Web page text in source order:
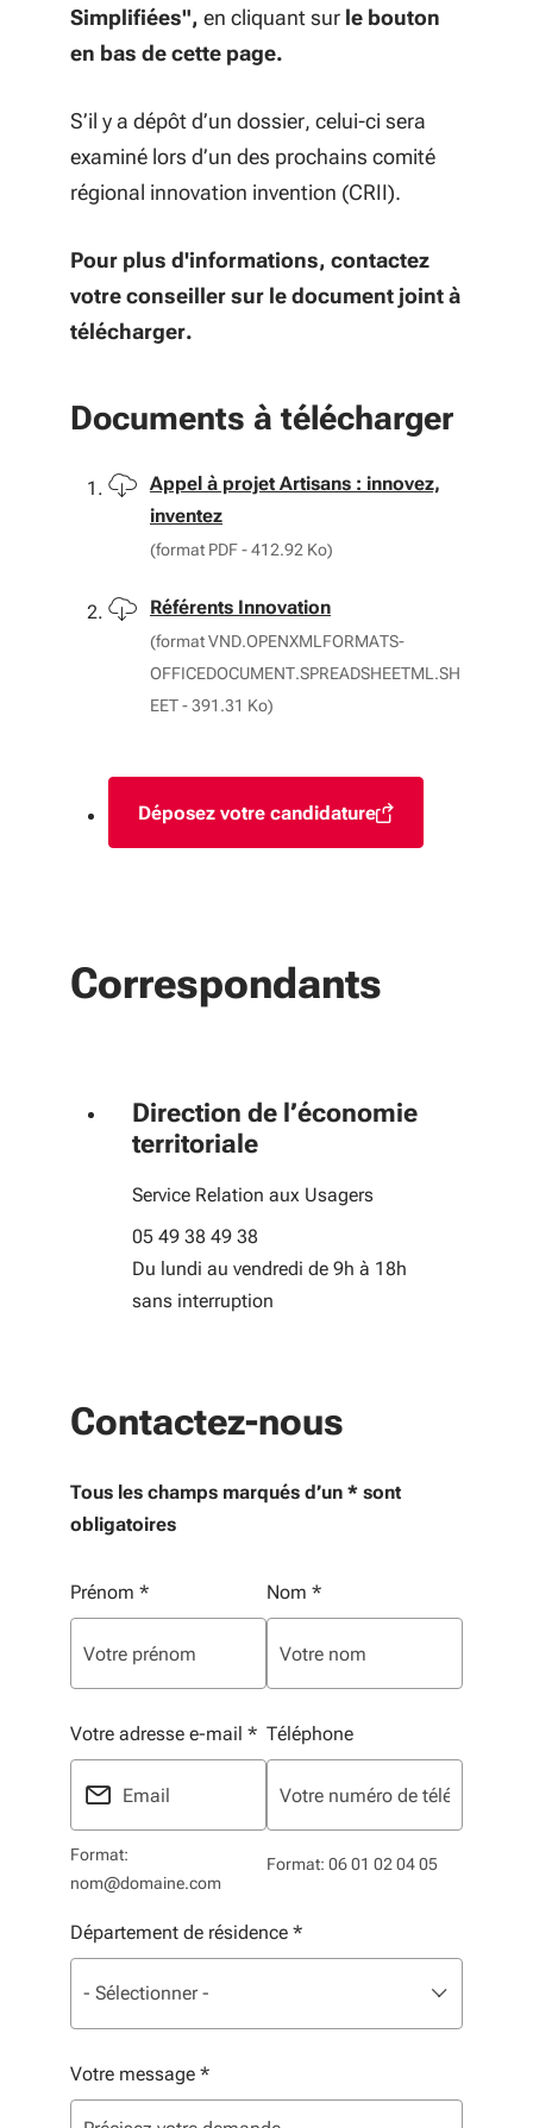
Simplifiées", en cliquant sur le bouton
en bas de cette page.
S’il y a dépôt d’un dossier, celui-ci sera
examiné lors d’un des prochains comité
régional innovation invention (CRII).
Pour plus d'informations, contactez
votre conseiller sur le document joint à
télécharger.
Documents à télécharger
Télécharger
Appel à projet Artisans : innovez,
inventez
(format PDF - 412.92 Ko)
Télécharger
Référents Innovation
(format VND.OPENXMLFORMATS-
OFFICEDOCUMENT.SPREADSHEETML.SH
EET - 391.31 Ko)
Déposez votre candidature
(S'ouvre dans une nouvelle
Correspondants
Direction de l’économie
territoriale
Service Relation aux Usagers
05 49 38 49 38
Du lundi au vendredi de 9h à 18h
sans interruption
Contactez-nous
Tous les champs marqués d’un * sont
obligatoires
Vos informations personnelles
Prénom * Nom *
Votre adresse e-mail *
Format:
nom@domaine.com
Téléphone
Format: 06 01 02 04 05
Département de résidence *
- Sélectionner -
Votre message *